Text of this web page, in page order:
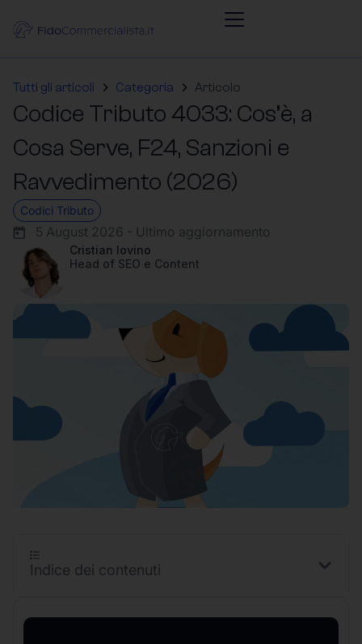
Tutti gli articoli Categoria Articolo
Codice Tributo 4033: Cos’è, a
Cosa Serve, F24, Sanzioni e
Ravvedimento (2026)
Codici Tributo
5 August 2026 - Ultimo aggiornamento
Cristian Iovino
Head of SEO e Content
Indice dei contenuti